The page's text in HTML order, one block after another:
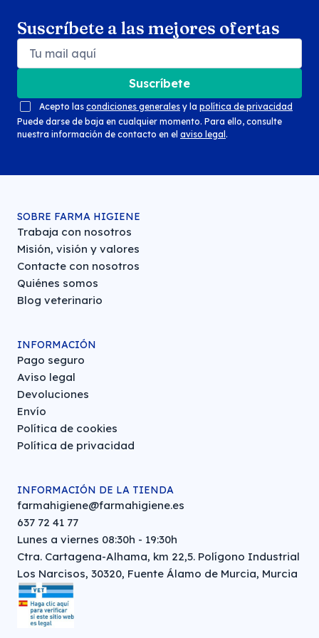
Suscríbete a las mejores ofertas
Suscríbete
Acepto las condiciones generales y la política de privacidad
Puede darse de baja en cualquier momento. Para ello, consulte
nuestra información de contacto en el aviso legal .
SOBRE FARMA HIGIENE
Trabaja con nosotros
Misión, visión y valores
Contacte con nosotros
Quiénes somos
Blog veterinario
INFORMACIÓN
Pago seguro
Aviso legal
Devoluciones
Envío
Política de cookies
Política de privacidad
INFORMACIÓN DE LA TIENDA
farmahigiene@farmahigiene.es
637 72 41 77
Lunes a viernes 08:30h - 19:30h
Ctra. Cartagena-Alhama, km 22,5. Polígono Industrial
Los Narcisos, 30320, Fuente Álamo de Murcia, Murcia